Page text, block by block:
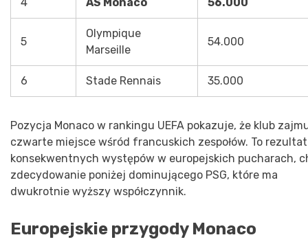
5
Olympique
Marseille
54.000
6 Stade Rennais 35.000
Pozycja Monaco w rankingu UEFA pokazuje, że klub
czwarte miejsce wśród francuskich zespołów. To rezultat
konsekwentnych występów w europejskich pucharach,
zdecydowanie poniżej dominującego PSG, które ma
dwukrotnie wyższy współczynnik.
Europejskie przygody Monaco